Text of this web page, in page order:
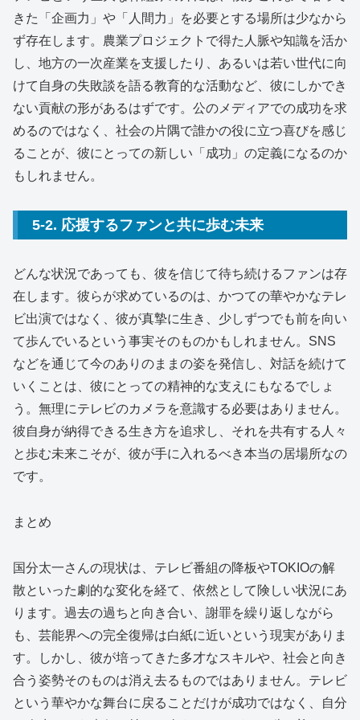
きた「企画力」や「人間力」を必要とする場所は少なから
ず存在します。農業プロジェクトで得た人脈や知識を活か
し、地方の一次産業を支援したり、あるいは若い世代に向
けて自身の失敗談を語る教育的な活動など、彼にしかでき
ない貢献の形があるはずです。公のメディアでの成功を求
めるのではなく、社会の片隅で誰かの役に立つ喜びを感じ
ることが、彼にとっての新しい「成功」の定義になるのか
もしれません。
5-2. 応援するファンと共に歩む未来
どんな状況であっても、彼を信じて待ち続けるファンは存
在します。彼らが求めているのは、かつての華やかなテレ
ビ出演ではなく、彼が真摯に生き、少しずつでも前を向い
て歩んでいるという事実そのものかもしれません。SNS
などを通じて今のありのままの姿を発信し、対話を続けて
いくことは、彼にとっての精神的な支えにもなるでしょ
う。無理にテレビのカメラを意識する必要はありません。
彼自身が納得できる生き方を追求し、それを共有する人々
と歩む未来こそが、彼が手に入れるべき本当の居場所なの
です。
まとめ
国分太一さんの現状は、テレビ番組の降板やTOKIOの解
散といった劇的な変化を経て、依然として険しい状況にあ
ります。過去の過ちと向き合い、謝罪を繰り返しながら
も、芸能界への完全復帰は白紙に近いという現実がありま
す。しかし、彼が培ってきた多才なスキルや、社会と向き
合う姿勢そのものは消え去るものではありません。テレビ
という華やかな舞台に戻ることだけが成功ではなく、自分